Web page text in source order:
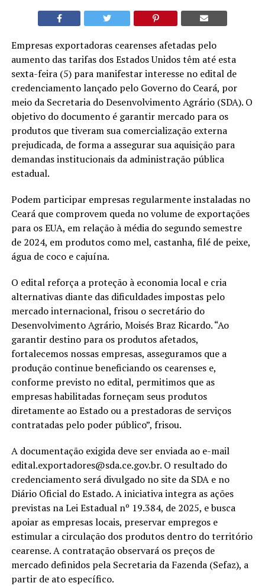
Empresas exportadoras cearenses afetadas pelo
aumento das tarifas dos Estados Unidos têm até esta
sexta-feira (5) para manifestar interesse no edital de
credenciamento lançado pelo Governo do Ceará, por
meio da Secretaria do Desenvolvimento Agrário (SDA). O
objetivo do documento é garantir mercado para os
produtos que tiveram sua comercialização externa
prejudicada, de forma a assegurar sua aquisição para
demandas institucionais da administração pública
estadual.
Podem participar empresas regularmente instaladas no
Ceará que comprovem queda no volume de exportações
para os EUA, em relação à média do segundo semestre
de 2024, em produtos como mel, castanha, filé de peixe,
água de coco e cajuína.
O edital reforça a proteção à economia local e cria
alternativas diante das dificuldades impostas pelo
mercado internacional, frisou o secretário do
Desenvolvimento Agrário, Moisés Braz Ricardo. “Ao
garantir destino para os produtos afetados,
fortalecemos nossas empresas, asseguramos que a
produção continue beneficiando os cearenses e,
conforme previsto no edital, permitimos que as
empresas habilitadas forneçam seus produtos
diretamente ao Estado ou a prestadoras de serviços
contratadas pelo poder público”, frisou.
A documentação exigida deve ser enviada ao e-mail
edital.exportadores@sda.ce.gov.br. O resultado do
credenciamento será divulgado no site da SDA e no
Diário Oficial do Estado. A iniciativa integra as ações
previstas na Lei Estadual nº 19.384, de 2025, e busca
apoiar as empresas locais, preservar empregos e
estimular a circulação dos produtos dentro do território
cearense. A contratação observará os preços de
mercado definidos pela Secretaria da Fazenda (Sefaz), a
partir de ato específico.